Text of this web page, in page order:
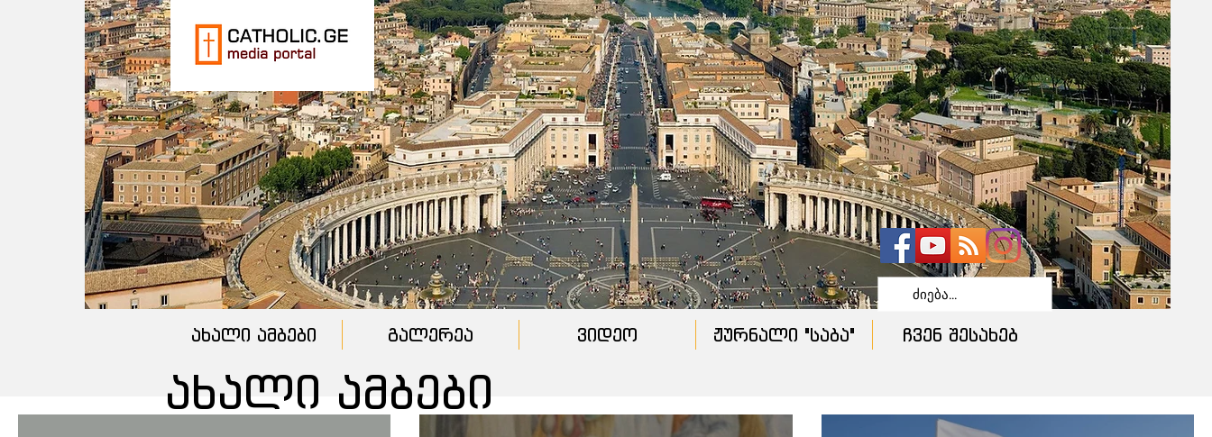
ახალი ამბები გალერეა ვიდეო ჟურნალი "საბა" ჩვენ შესახებ
ახალი ამბები